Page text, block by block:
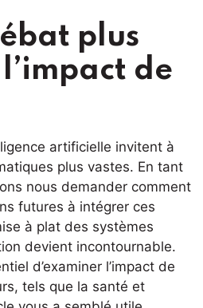
plus
de
artificielle invitent à
plus vastes. En tant
nous demander comment
futures à intégrer ces
à plat des systèmes
devient incontournable.
d’examiner l’impact de
tels que la santé et